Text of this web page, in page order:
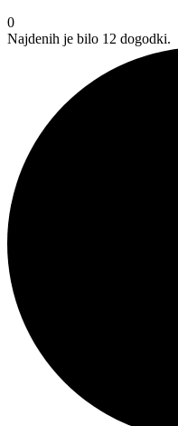
0
Najdenih je bilo 12 dogodki.